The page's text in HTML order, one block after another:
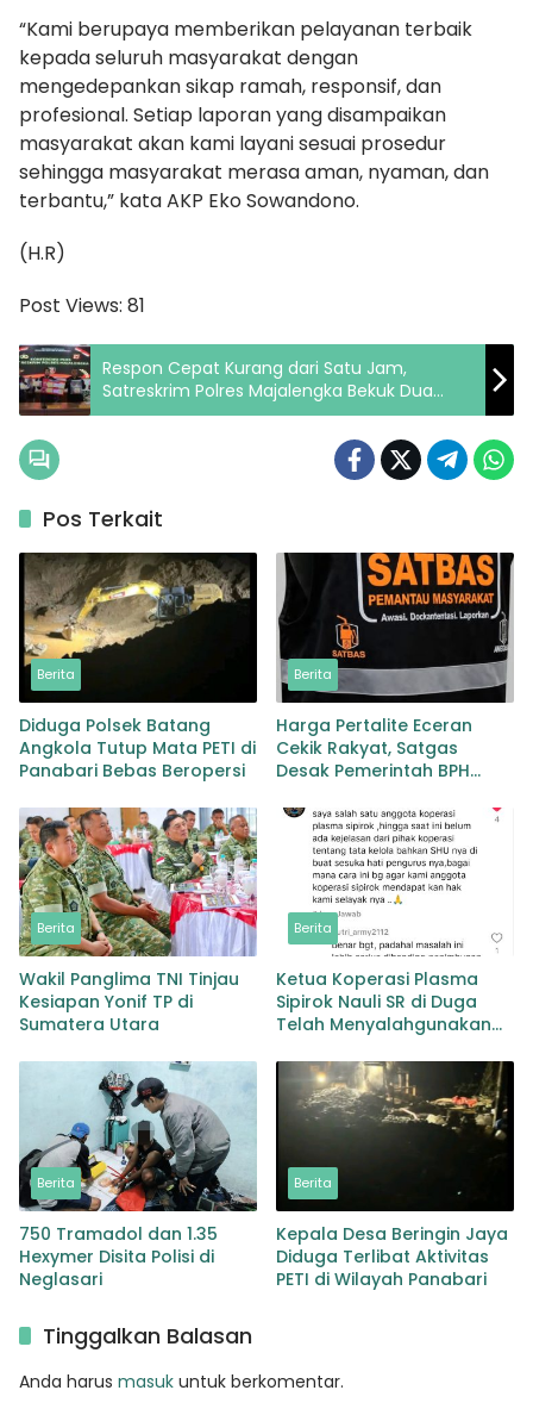
“Kami berupaya memberikan pelayanan terbaik
kepada seluruh masyarakat dengan
mengedepankan sikap ramah, responsif, dan
profesional. Setiap laporan yang disampaikan
masyarakat akan kami layani sesuai prosedur
sehingga masyarakat merasa aman, nyaman, dan
terbantu,” kata AKP Eko Sowandono.
(H.R)
Post Views: 81
Respon Cepat Kurang dari Satu Jam,
Satreskrim Polres Majalengka Bekuk Dua
Jambret Emas Lintas Wilayah
Pos Terkait
Berita
Diduga Polsek Batang
Angkola Tutup Mata PETI di
Panabari Bebas Beropersi
Berita
Harga Pertalite Eceran
Cekik Rakyat, Satgas
Desak Pemerintah BPH
Berita
Wakil Panglima TNI Tinjau
Kesiapan Yonif TP di
Sumatera Utara
Berita
Ketua Koperasi Plasma
Sipirok Nauli SR di Duga
Telah Menyalahgunakan
Berita
750 Tramadol dan 1.35
Hexymer Disita Polisi di
Neglasari
Berita
Kepala Desa Beringin Jaya
Diduga Terlibat Aktivitas
PETI di Wilayah Panabari
Tinggalkan Balasan
Anda harus masuk untuk berkomentar.